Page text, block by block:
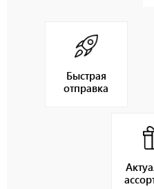
Быстрая
отправка